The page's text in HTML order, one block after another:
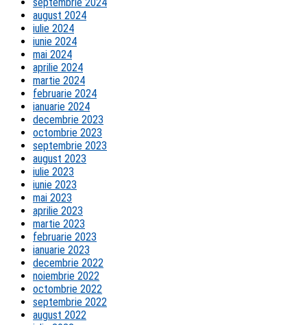
septembrie 2024
august 2024
iulie 2024
iunie 2024
mai 2024
aprilie 2024
martie 2024
februarie 2024
ianuarie 2024
decembrie 2023
octombrie 2023
septembrie 2023
august 2023
iulie 2023
iunie 2023
mai 2023
aprilie 2023
martie 2023
februarie 2023
ianuarie 2023
decembrie 2022
noiembrie 2022
octombrie 2022
septembrie 2022
august 2022